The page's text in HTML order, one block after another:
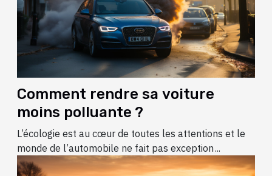
Comment rendre sa voiture
moins polluante ?
L’écologie est au cœur de toutes les attentions et le
monde de l’automobile ne fait pas exception ...